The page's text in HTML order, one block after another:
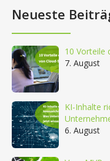
Neueste
10 Vorteile
7. August
KI-Inhalte
6. August